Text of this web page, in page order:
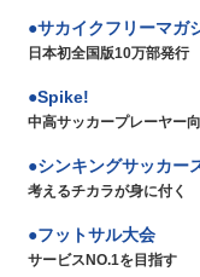
サカイクフリーマガ
日本初全国版10万部発行
Spike!
中高サッカープレーヤー
シンキングサッカー
考えるチカラが身に付く
フットサル大会
サービスNO.1を目指す